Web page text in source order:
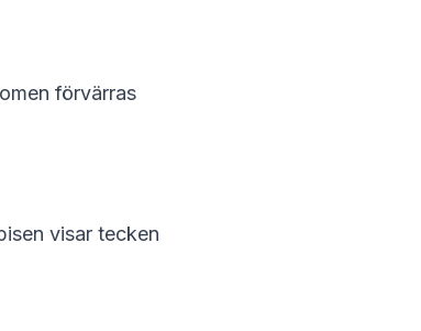
förvärras
visar tecken